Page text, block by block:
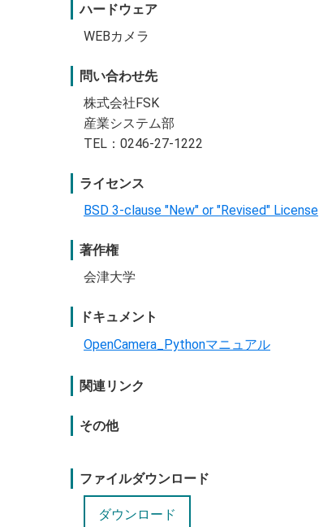
ハードウェア
WEBカメラ
問い合わせ先
株式会社FSK
産業システム部
TEL：0246-27-1222
ライセンス
BSD 3-clause "New" or "Revised" License
著作権
会津大学
ドキュメント
OpenCamera_Pythonマニュアル
関連リンク
その他
ファイルダウンロード